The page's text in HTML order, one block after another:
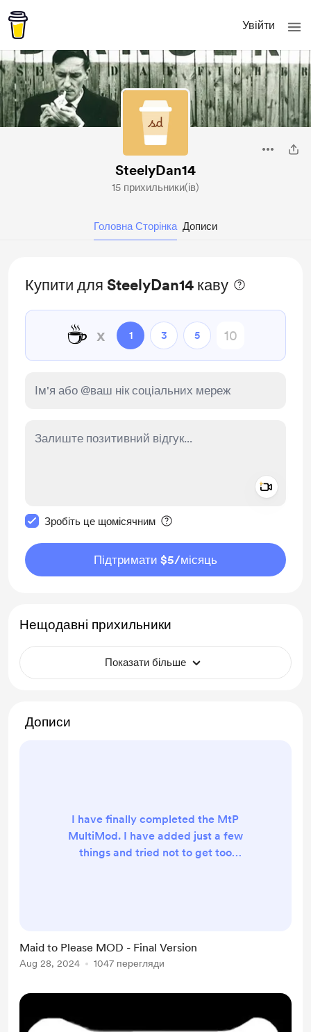
Увійти
SteelyDan14
15 прихильники(ів)
Головна Сторінка Дописи
Купити для SteelyDan14 каву
☕ x 1 3 5
Зробіть це щомісячним
Підтримати $5/місяць
Нещодавні прихильники
Показати більше
Дописи
I have finally completed the MtP
MultiMod. I have added just a few
things and tried not to get too
to change core attributes that
impact choices Added a more
Maid to Please MOD - Final Version
Aug 28, 2024 1047 перегляди